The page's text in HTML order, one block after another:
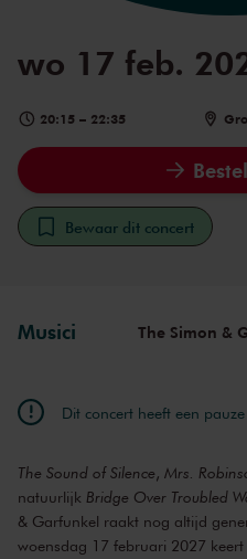
wo 17 feb.
20:15 – 22:35
Bewaar dit concert
Musici The Simon &
Dit concert heeft een pauze
The Sound of Silence, Mrs.
natuurlijk Bridge Over Troubled
& Garfunkel raakt nog altijd
woensdag 17 februari 2027 keert